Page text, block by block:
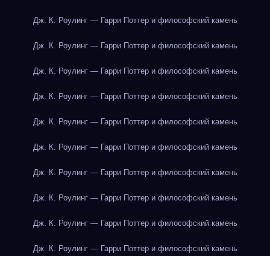
Дж. К. Роулинг — Гарри Поттер и философский камень
Дж. К. Роулинг — Гарри Поттер и философский камень
Дж. К. Роулинг — Гарри Поттер и философский камень
Дж. К. Роулинг — Гарри Поттер и философский камень
Дж. К. Роулинг — Гарри Поттер и философский камень
Дж. К. Роулинг — Гарри Поттер и философский камень
Дж. К. Роулинг — Гарри Поттер и философский камень
Дж. К. Роулинг — Гарри Поттер и философский камень
Дж. К. Роулинг — Гарри Поттер и философский камень
Дж. К. Роулинг — Гарри Поттер и философский камень